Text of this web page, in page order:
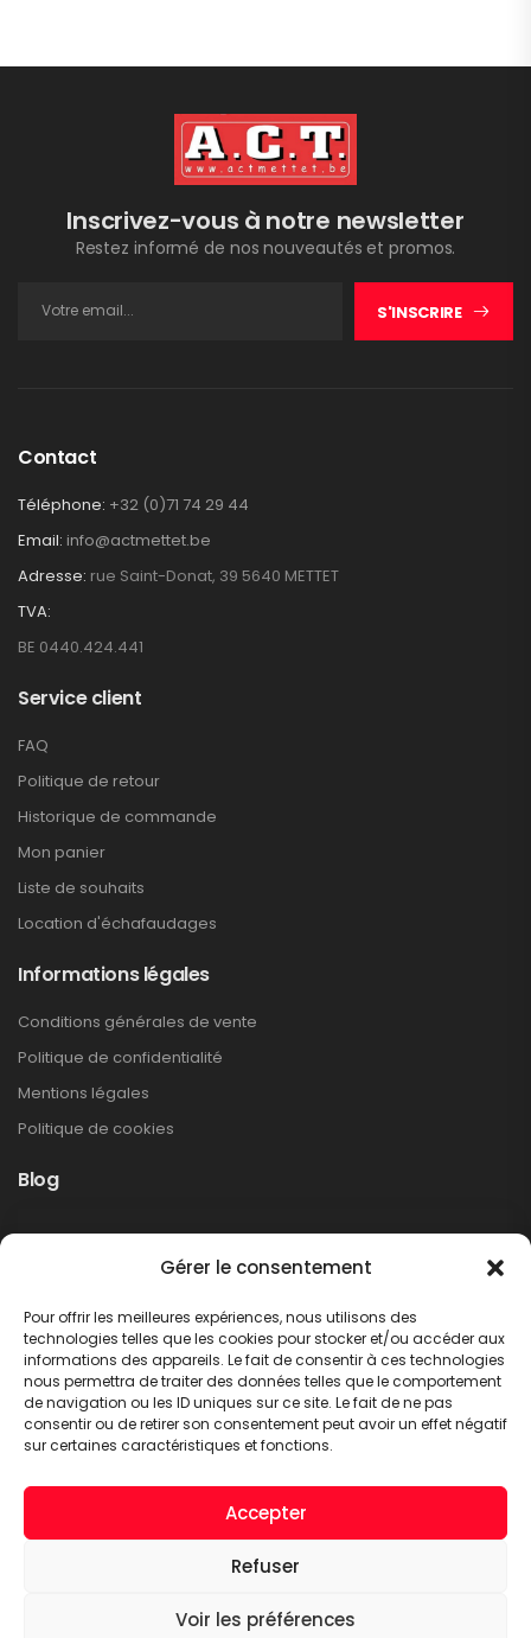
Gérer le consentement
Pour offrir les meilleures expériences, nous utilisons des
technologies telles que les cookies pour stocker et/ou accéder aux
informations des appareils. Le fait de consentir à ces technologies
nous permettra de traiter des données telles que le comportement
de navigation ou les ID uniques sur ce site. Le fait de ne pas
consentir ou de retirer son consentement peut avoir un effet négatif
sur certaines caractéristiques et fonctions.
Accepter
Refuser
Voir les préférences
Inscrivez-vous à notre newsletter
Restez informé de nos nouveautés et promos.
S'INSCRIRE
Contact
Téléphone: +32 (0)71 74 29 44
Email: info@actmettet.be
Adresse: rue Saint-Donat, 39 5640 METTET
TVA:
BE 0440.424.441
Service client
FAQ
Politique de retour
Historique de commande
Mon panier
Liste de souhaits
Location d'échafaudages
Informations légales
Conditions générales de vente
Politique de confidentialité
Mentions légales
Politique de cookies
Blog
Non classé
LIRE PLUS